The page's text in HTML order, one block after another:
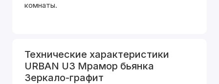
комнаты.
Технические характеристики
URBAN U3 Мрамор бьянка
Зеркало-графит